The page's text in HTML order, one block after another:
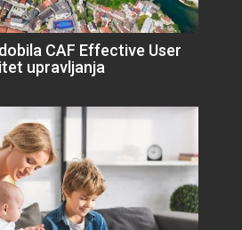
CAF Effective User
upravljanja